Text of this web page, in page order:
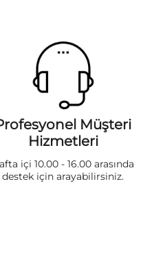
Müşteri
Hizmetleri
içi 10.00 - 16.00 arasında
destek için arayabilirsiniz.